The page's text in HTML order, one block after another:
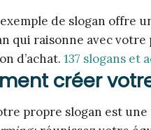
de slogan offre
qui raisonne avec
d’achat. 137 slogans et
créer
propre slogan est